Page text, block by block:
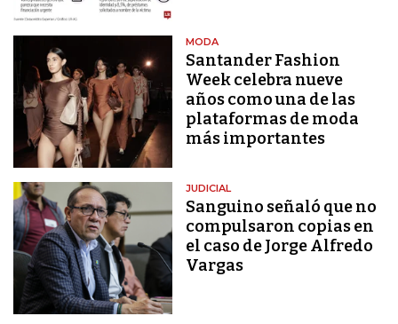
MODA
Santander Fashion
Week celebra nueve
años como una de las
plataformas de moda
más importantes
JUDICIAL
Sanguino señaló que no
compulsaron copias en
el caso de Jorge Alfredo
Vargas